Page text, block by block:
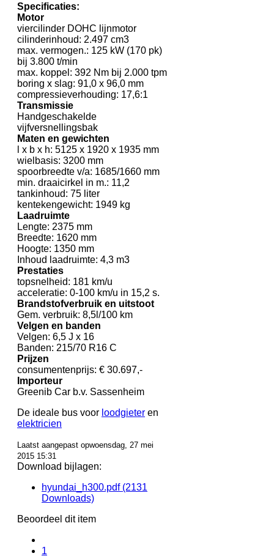
Specificaties:
Motor
viercilinder DOHC lijnmotor
cilinderinhoud: 2.497 cm3
max. vermogen.: 125 kW (170 pk)
bij 3.800 t/min
max. koppel: 392 Nm bij 2.000 tpm
boring x slag: 91,0 x 96,0 mm
compressieverhouding: 17,6:1
Transmissie
Handgeschakelde
vijfversnellingsbak
Maten en gewichten
l x b x h: 5125 x 1920 x 1935 mm
wielbasis: 3200 mm
spoorbreedte v/a: 1685/1660 mm
min. draaicirkel in m.: 11,2
tankinhoud: 75 liter
kentekengewicht: 1949 kg
Laadruimte
Lengte: 2375 mm
Breedte: 1620 mm
Hoogte: 1350 mm
Inhoud laadruimte: 4,3 m3
Prestaties
topsnelheid: 181 km/u
acceleratie: 0-100 km/u in 15,2 s.
Brandstofverbruik en uitstoot
Gem. verbruik: 8,5l/100 km
Velgen en banden
Velgen: 6,5 J x 16
Banden: 215/70 R16 C
Prijzen
consumentenprijs: € 30.697,-
Importeur
Greenib Car b.v. Sassenheim
De ideale bus voor loodgieter en
elektricien
Laatst aangepast opwoensdag, 27 mei
2015 15:31
Download bijlagen:
hyundai_h300.pdf (2131
Downloads)
Beoordeel dit item
1